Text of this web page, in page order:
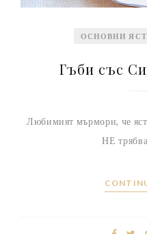
ОСНОВНИ
Гъби със
Любимият мърмори, че
НЕ